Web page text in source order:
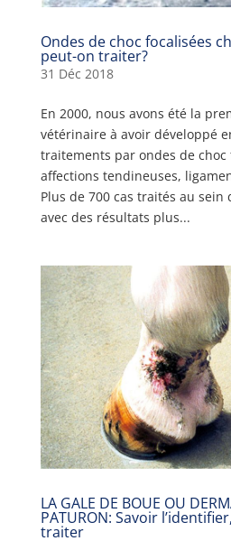
Ondes de choc focalisées
peut-on traiter?
31 Déc 2018
En 2000, nous avons été la
vétérinaire à avoir développé
traitements par ondes de choc
affections tendineuses,
Plus de 700 cas traités au
avec des résultats plus...
LA GALE DE BOUE OU
PATURON: Savoir
traiter